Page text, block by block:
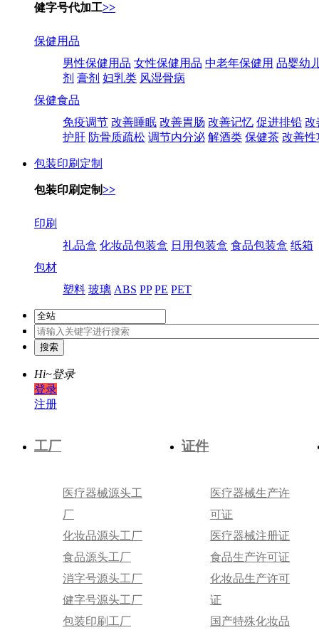
健字号代加工>>
保健用品
男性保健用品 女性保健用品 中老年保健用 品婴幼
剂 膏剂 妇乳类 风湿骨病
保健食品
免疫调节 改善睡眠 改善胃肠 改善记忆 促进排铅 改
护肝 防骨质疏松 调节内分泌 解酒类 保健茶 改善性
包装印刷定制
包装印刷定制>>
印刷
礼品盒 化妆品包装盒 日用包装盒 食品包装盒 纸箱
包材
塑料 玻璃 ABS PP PE PET
Hi~登录
登录
注册
工厂
医疗器械源头工
厂
化妆品源头工厂
食品源头工厂
消字号源头工厂
健字号源头工厂
包装印刷工厂
证件
医疗器械生产许
可证
医疗器械注册证
食品生产许可证
化妆品生产许可
证
国产特殊化妆品